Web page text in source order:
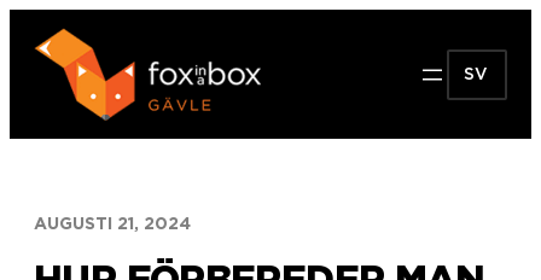
Hoppa
innehåll
SV
AUGUSTI 21, 2024